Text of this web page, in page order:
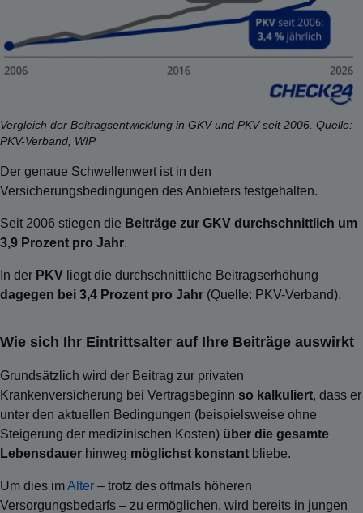
Vergleich der Beitragsentwicklung in GKV und PKV seit 2006. Quelle:
PKV-Verband, WIP
Der genaue Schwellenwert ist in den
Versicherungsbedingungen des Anbieters festgehalten.
Seit 2006 stiegen die Beiträge zur GKV durchschnittlich um
3,9 Prozent pro Jahr.
In der PKV liegt die durchschnittliche Beitragserhöhung
dagegen bei 3,4 Prozent pro Jahr (Quelle: PKV-Verband).
Wie sich Ihr Eintrittsalter auf Ihre Beiträge auswirkt
Grundsätzlich wird der Beitrag zur privaten
Krankenversicherung bei Vertragsbeginn so kalkuliert, dass er
unter den aktuellen Bedingungen (beispielsweise ohne
Steigerung der medizinischen Kosten) über die gesamte
Lebensdauer hinweg möglichst konstant bliebe.
Um dies imAlter – trotz des oftmals höheren
Versorgungsbedarfs – zu ermöglichen, wird bereits in jungen